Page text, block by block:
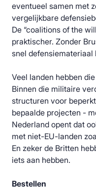
eventueel samen met
vergelijkbare
De “coalitions of the
praktischer. Zonder
snel defensiemateriaal
Veel landen hebben
Binnen die militaire
structuren voor
bepaalde projecten -
Nederland opent dat
met niet-EU-landen
En zeker de Britten
iets aan hebben.
Bestellen